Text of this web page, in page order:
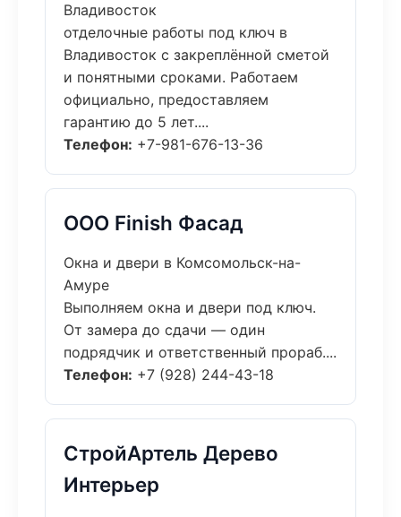
Владивосток
отделочные работы под ключ в
Владивосток с закреплённой сметой
и понятными сроками. Работаем
официально, предоставляем
гарантию до 5 лет....
Телефон: +7-981-676-13-36
ООО Finish Фасад
Окна и двери в Комсомольск-на-
Амуре
Выполняем окна и двери под ключ.
От замера до сдачи — один
подрядчик и ответственный прораб....
Телефон: +7 (928) 244-43-18
СтройАртель Дерево
Интерьер